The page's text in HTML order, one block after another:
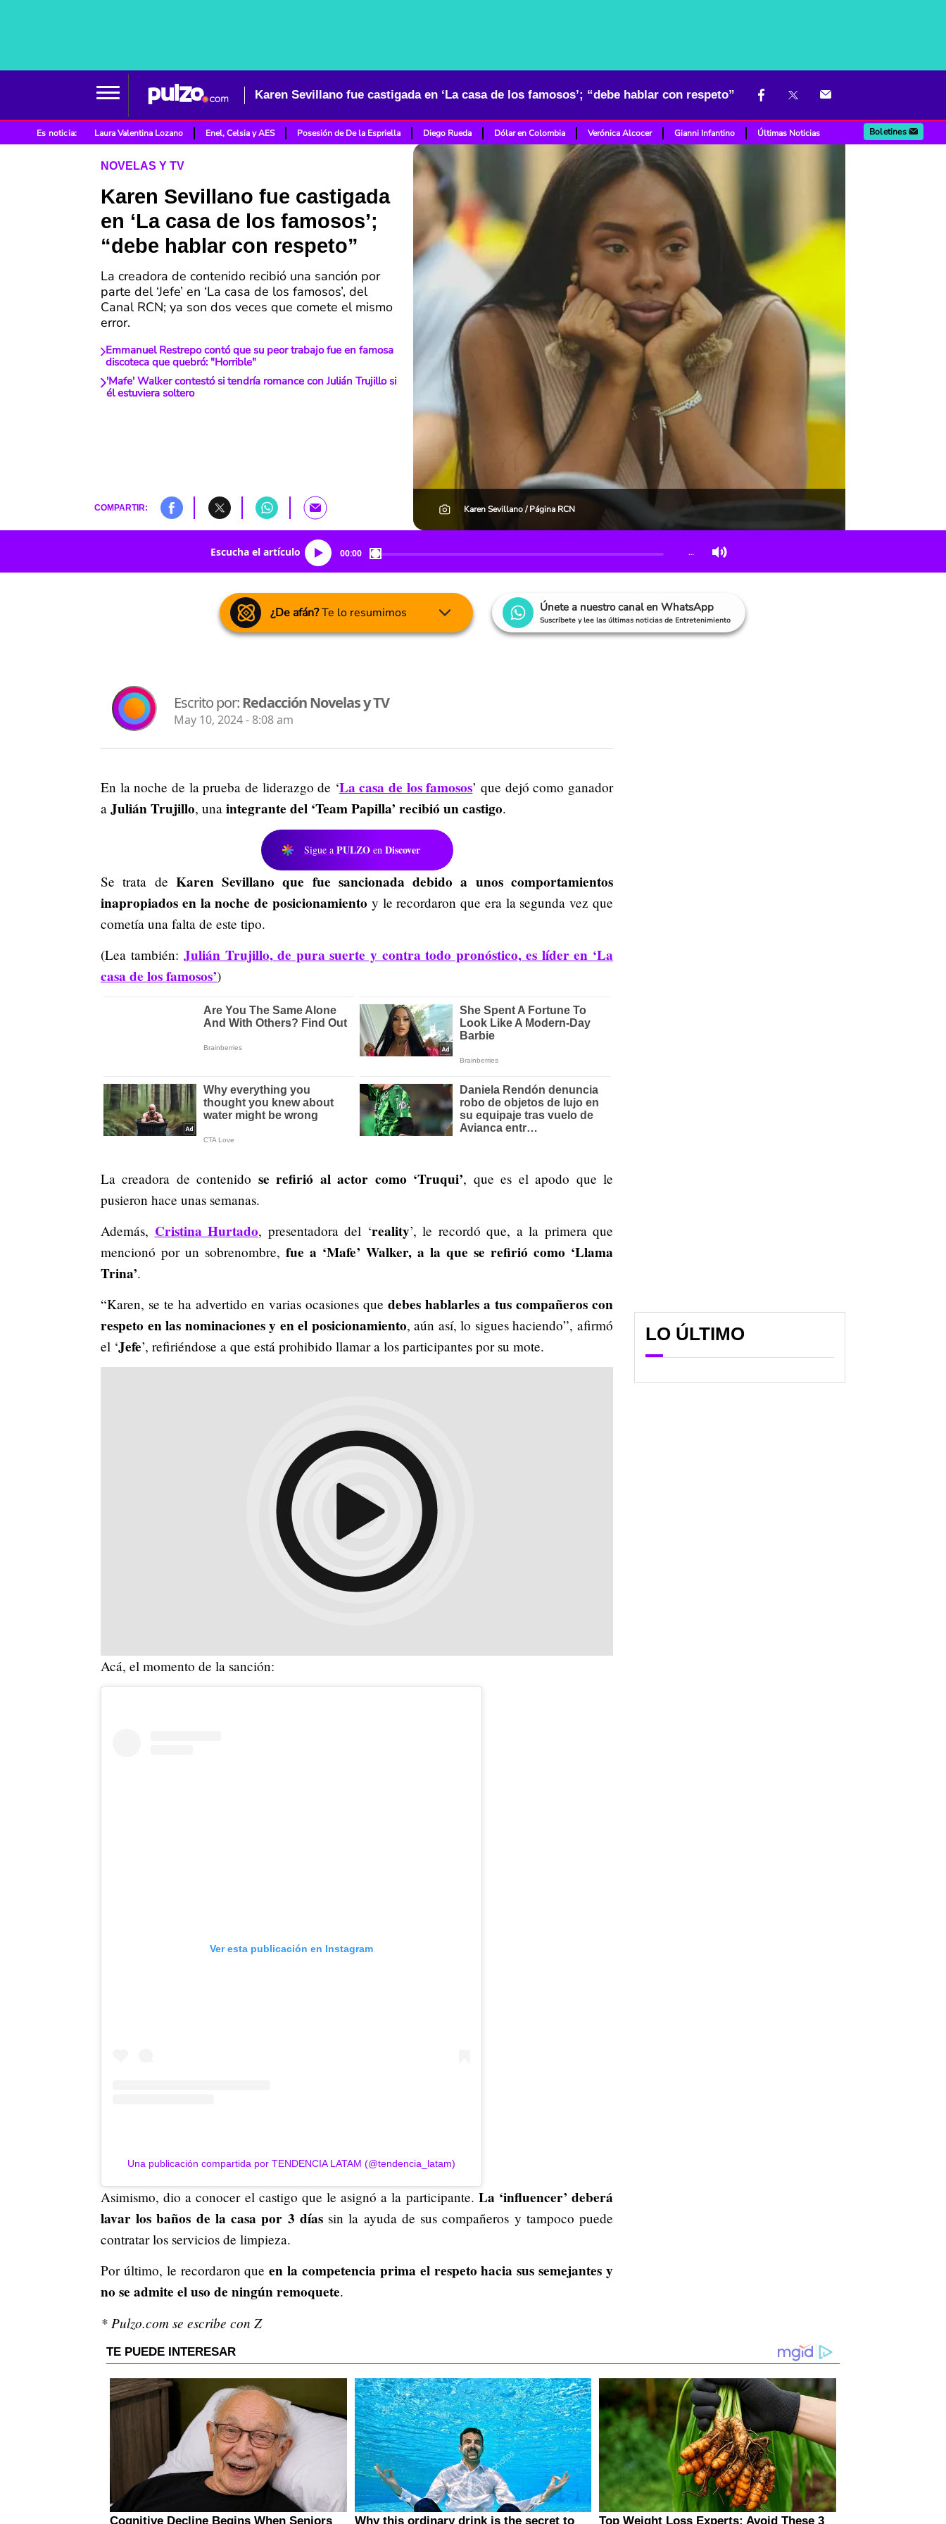
Karen Sevillano fue castigada en ‘La casa de los famosos’; “debe hablar con respeto”
Es noticia: Laura Valentina Lozano Enel, Celsia y AES Posesión de De la Espriella Diego Rueda Dólar en Colombia Verónica Alcocer Gianni Infantino Últimas Noticias Boletines
NOVELAS Y TV
Karen Sevillano fue castigada
en ‘La casa de los famosos’;
“debe hablar con respeto”
La creadora de contenido recibió una sanción por
parte del ‘Jefe’ en ‘La casa de los famosos’, del
Canal RCN; ya son dos veces que comete el mismo
error.
Emmanuel Restrepo contó que su peor trabajo fue en famosa
discoteca que quebró: "Horrible"
'Mafe' Walker contestó si tendría romance con Julián Trujillo si
él estuviera soltero
COMPARTIR: Karen Sevillano / Página RCN
Escucha el artículo 00:00 …
¿De afán?Te lo resumimos Únete a nuestro canal en WhatsApp
Suscríbete y lee las últimas noticias de Entretenimiento
Escrito por:Redacción Novelas y TV
May 10, 2024 - 8:08 am
En la noche de la prueba de liderazgo de ‘La casa de los famosos’ que dejó como ganador
a Julián Trujillo, una integrante del ‘Team Papilla’ recibió un castigo.
Sigue a PULZO en Discover
Se trata de Karen Sevillano que fue sancionada debido a unos comportamientos
inapropiados en la noche de posicionamiento y le recordaron que era la segunda vez que
cometía una falta de este tipo.
(Lea también:Julián Trujillo, de pura suerte y contra todo pronóstico, es líder en ‘La
casa de los famosos’)
La creadora de contenido se refirió al actor como ‘Truqui’, que es el apodo que le
pusieron hace unas semanas.
Además, Cristina Hurtado, presentadora del ‘reality’, le recordó que, a la primera que
mencionó por un sobrenombre, fue a ‘Mafe’ Walker, a la que se refirió como ‘Llama
Trina’.
“Karen, se te ha advertido en varias ocasiones que debes hablarles a tus compañeros con
respeto en las nominaciones y en el posicionamiento, aún así, lo sigues haciendo”, afirmó
el ‘Jefe’, refiriéndose a que está prohibido llamar a los participantes por su mote.
Acá, el momento de la sanción:
Ver esta publicación en Instagram
Una publicación compartida por TENDENCIA LATAM (@tendencia_latam)
Asimismo, dio a conocer el castigo que le asignó a la participante. La ‘influencer’ deberá
lavar los baños de la casa por 3 díassin la ayuda de sus compañeros y tampoco puede
contratar los servicios de limpieza.
Por último, le recordaron queen la competencia prima el respeto hacia sus semejantes y
no se admite el uso de ningún remoquete.
* Pulzo.com se escribe con Z
LO ÚLTIMO